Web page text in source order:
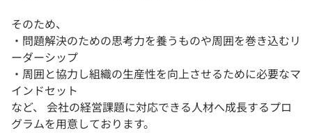
そのため、
・問題解決のための思考力を養うものや周囲を巻き込むリ
ーダーシップ
・周囲と協力し組織の生産性を向上させるために必要なマ
インドセット
など、 会社の経営課題に対応できる人材へ成長するプロ
グラムを用意しております。